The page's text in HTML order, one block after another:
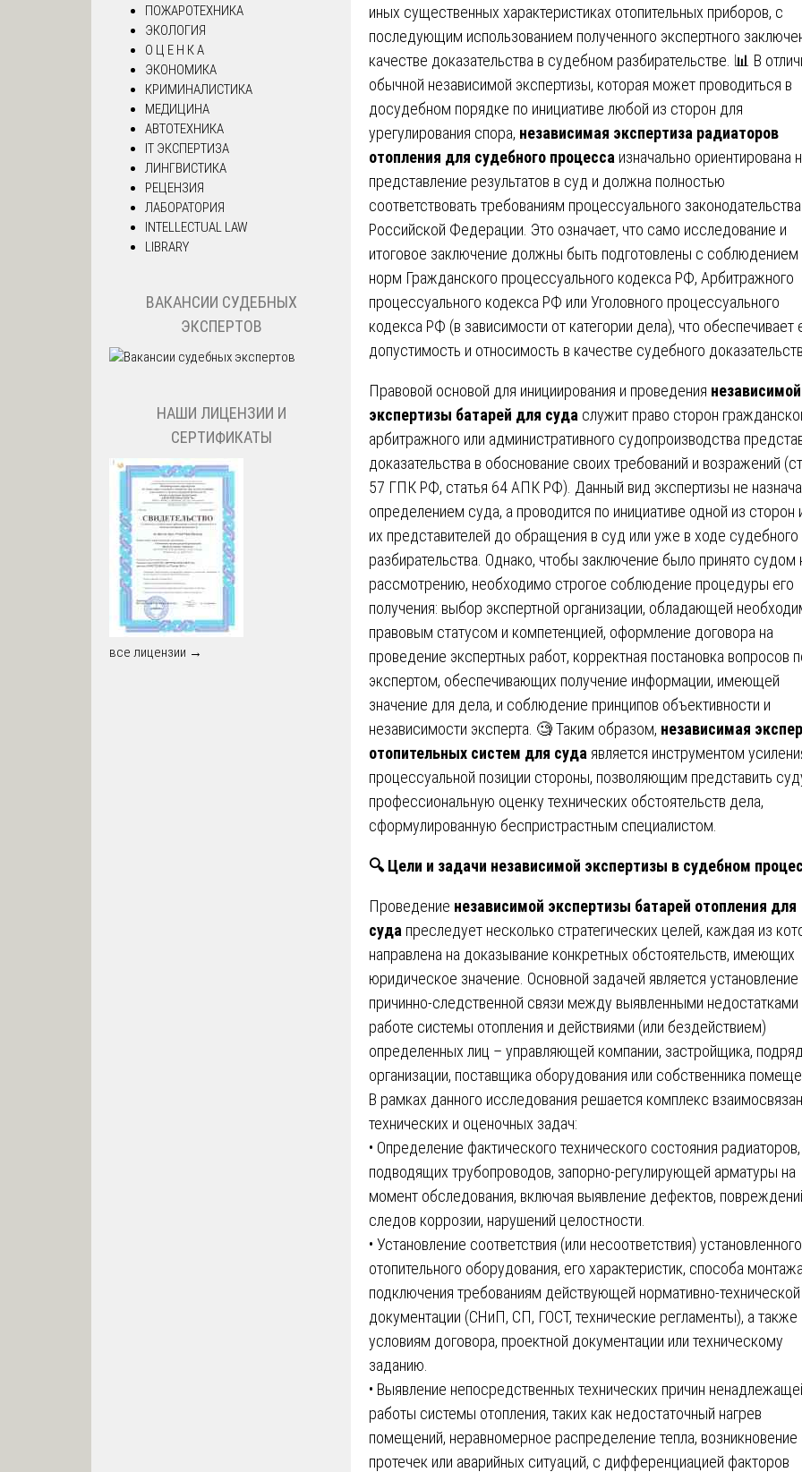
иных существенных характеристиках отопительных приборов, с
последующим использованием полученного экспертного
качестве доказательства в судебном разбирательстве. 📊 В
обычной независимой экспертизы, которая может проводиться в
досудебном порядке по инициативе любой из сторон для
урегулирования спора, независимая экспертиза радиаторов
отопления для судебного процесса изначально ориентирована
представление результатов в суд и должна полностью
соответствовать требованиям процессуального законодательства
Российской Федерации. Это означает, что само исследование и
итоговое заключение должны быть подготовлены с соблюдением
норм Гражданского процессуального кодекса РФ, Арбитражного
процессуального кодекса РФ или Уголовного процессуального
кодекса РФ (в зависимости от категории дела), что обеспечивает
допустимость и относимость в качестве судебного
Правовой основой для инициирования и проведения независимой
экспертизы батарей для суда служит право сторон
арбитражного или административного судопроизводства
доказательства в обоснование своих требований и возражений
57 ГПК РФ, статья 64 АПК РФ). Данный вид экспертизы не
определением суда, а проводится по инициативе одной из сторон
их представителей до обращения в суд или уже в ходе судебного
разбирательства. Однако, чтобы заключение было принято судом
рассмотрению, необходимо строгое соблюдение процедуры его
получения: выбор экспертной организации, обладающей
правовым статусом и компетенцией, оформление договора на
проведение экспертных работ, корректная постановка вопросов
экспертом, обеспечивающих получение информации, имеющей
значение для дела, и соблюдение принципов объективности и
независимости эксперта. 🧐 Таким образом, независимая
отопительных систем для суда является инструментом
процессуальной позиции стороны, позволяющим представить
профессиональную оценку технических обстоятельств дела,
сформулированную беспристрастным специалистом.
🔍Цели и задачи независимой экспертизы в судебном
Проведение независимой экспертизы батарей отопления для
суда преследует несколько стратегических целей, каждая из
направлена на доказывание конкретных обстоятельств, имеющих
юридическое значение. Основной задачей является установление
причинно-следственной связи между выявленными недостатками
работе системы отопления и действиями (или бездействием)
определенных лиц – управляющей компании, застройщика,
организации, поставщика оборудования или собственника
В рамках данного исследования решается комплекс
технических и оценочных задач:
• Определение фактического технического состояния радиаторов,
подводящих трубопроводов, запорно-регулирующей арматуры на
момент обследования, включая выявление дефектов,
следов коррозии, нарушений целостности.
• Установление соответствия (или несоответствия) установленного
отопительного оборудования, его характеристик, способа
подключения требованиям действующей нормативно-технической
документации (СНиП, СП, ГОСТ, технические регламенты), а также
условиям договора, проектной документации или техническому
заданию.
• Выявление непосредственных технических причин
работы системы отопления, таких как недостаточный нагрев
помещений, неравномерное распределение тепла, возникновение
протечек или аварийных ситуаций, с дифференциацией факторов
ПОЖАРОТЕХНИКА
ЭКОЛОГИЯ
О Ц Е Н К А
ЭКОНОМИКА
КРИМИНАЛИСТИКА
МЕДИЦИНА
АВТОТЕХНИКА
IT ЭКСПЕРТИЗА
ЛИНГВИСТИКА
РЕЦЕНЗИЯ
ЛАБОРАТОРИЯ
INTELLECTUAL LAW
LIBRARY
ВАКАНСИИ СУДЕБНЫХ
ЭКСПЕРТОВ
НАШИ ЛИЦЕНЗИИ И
СЕРТИФИКАТЫ
все лицензии →